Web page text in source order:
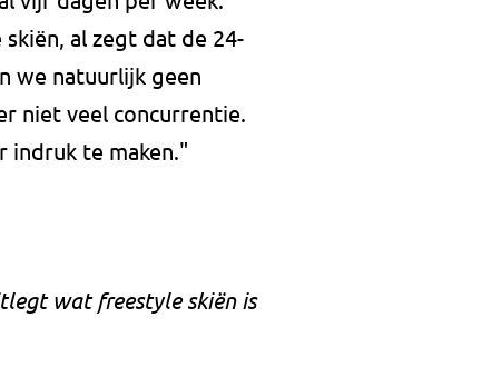
al zegt dat de 24-
we natuurlijk geen
niet veel concurrentie.
indruk te maken."
wat freestyle skiën is